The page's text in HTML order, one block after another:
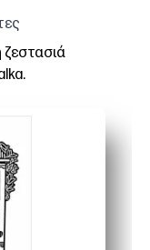
σε λίγα λεπτά
ενώ
κάρτα που
και